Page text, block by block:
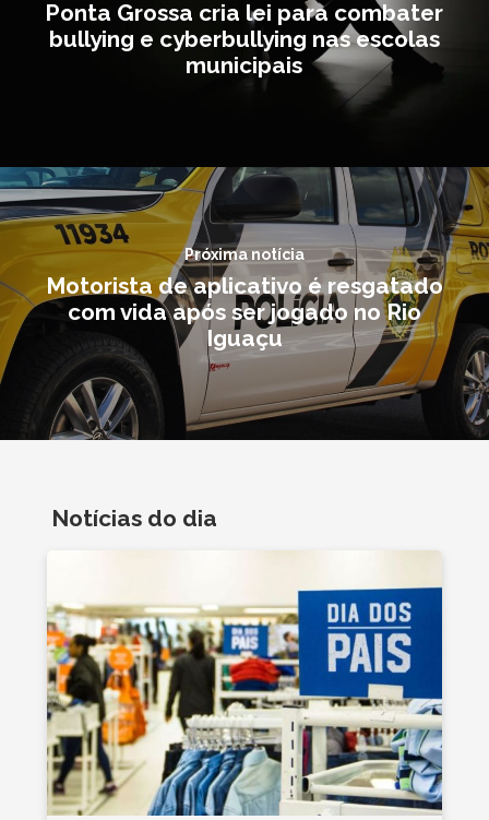
Ponta Grossa cria lei para combater
bullying e cyberbullying nas escolas
municipais
Próxima notícia
Motorista de aplicativo é resgatado
com vida após ser jogado no Rio
Iguaçu
Notícias do dia